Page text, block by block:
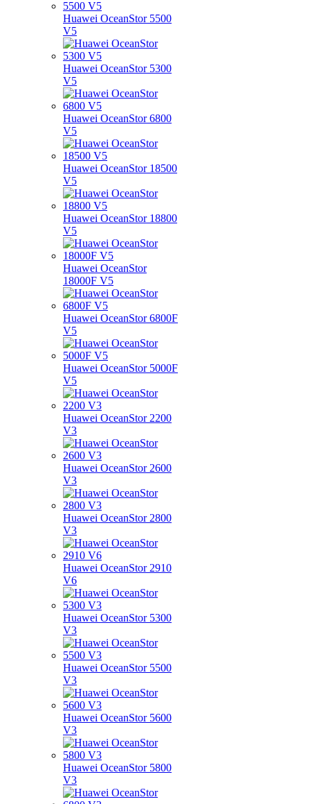
Huawei OceanStor 5500
V5
Huawei OceanStor 5300
V5
Huawei OceanStor 6800
V5
Huawei OceanStor 18500
V5
Huawei OceanStor 18800
V5
Huawei OceanStor
18000F V5
Huawei OceanStor 6800F
V5
Huawei OceanStor 5000F
V5
Huawei OceanStor 2200
V3
Huawei OceanStor 2600
V3
Huawei OceanStor 2800
V3
Huawei OceanStor 2910
V6
Huawei OceanStor 5300
V3
Huawei OceanStor 5500
V3
Huawei OceanStor 5600
V3
Huawei OceanStor 5800
V3